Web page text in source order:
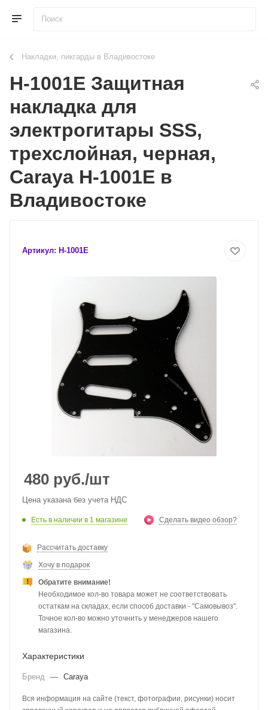
Накладки, пикгарды в Владивостоке
H-1001E Защитная
накладка для
электрогитары SSS,
трехслойная, черная,
Caraya H-1001E в
Владивостоке
Артикул: H-1001E
480 руб./шт
Цена указана без учета НДС
Есть в наличии в 1 магазине Сделать видео обзор?
Рассчитать доставку
Хочу в подарок
Обратите внимание!
Необходимое кол-во товара может не соответствовать
остаткам на складах, если способ доставки - "Самовывоз".
Точное кол-во можно уточнить у менеджеров нашего
магазина.
Характеристики
Бренд — Caraya
Вся информация на сайте (текст, фотографии, рисунки) носит